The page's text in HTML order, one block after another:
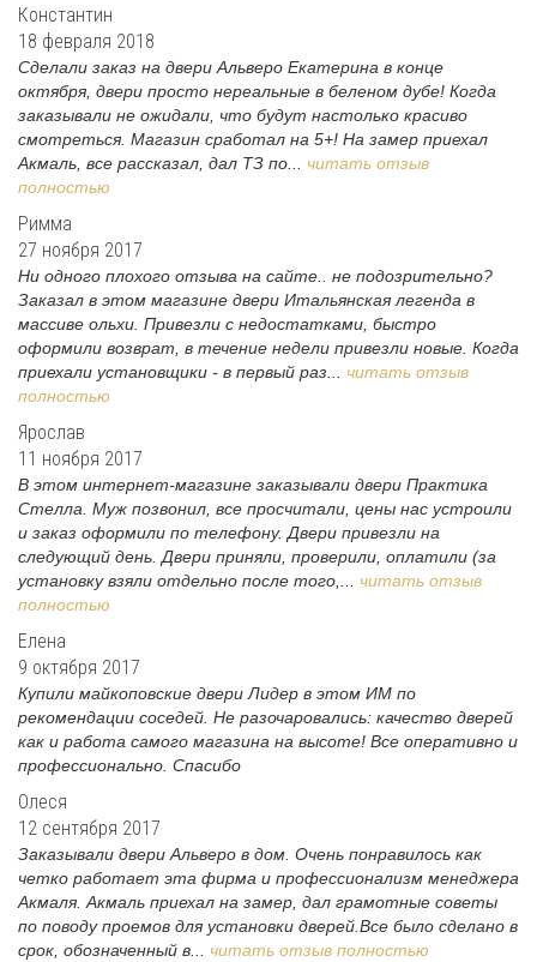
Константин
18 февраля 2018
Сделали заказ на двери Альверо Екатерина в конце
октября, двери просто нереальные в беленом дубе! Когда
заказывали не ожидали, что будут настолько красиво
смотреться. Магазин сработал на 5+! На замер приехал
Акмаль, все рассказал, дал ТЗ по... читать отзыв
полностью
Римма
27 ноября 2017
Ни одного плохого отзыва на сайте.. не подозрительно?
Заказал в этом магазине двери Итальянская легенда в
массиве ольхи. Привезли с недостатками, быстро
оформили возврат, в течение недели привезли новые. Когда
приехали установщики - в первый раз... читать отзыв
полностью
Ярослав
11 ноября 2017
В этом интернет-магазине заказывали двери Практика
Стелла. Муж позвонил, все просчитали, цены нас устроили
и заказ оформили по телефону. Двери привезли на
следующий день. Двери приняли, проверили, оплатили (за
установку взяли отдельно после того,... читать отзыв
полностью
Елена
9 октября 2017
Купили майкоповские двери Лидер в этом ИМ по
рекомендации соседей. Не разочаровались: качество дверей
как и работа самого магазина на высоте! Все оперативно и
профессионально. Спасибо
Олеся
12 сентября 2017
Заказывали двери Альверо в дом. Очень понравилось как
четко работает эта фирма и профессионализм менеджера
Акмаля. Акмаль приехал на замер, дал грамотные советы
по поводу проемов для установки дверей.Все было сделано в
срок, обозначенный в... читать отзыв полностью